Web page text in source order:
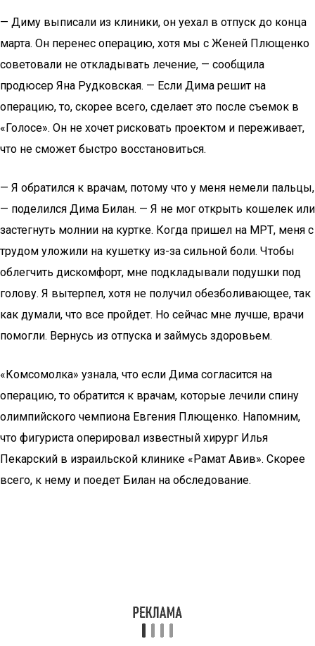
— Диму выписали из клиники, он уехал в отпуск до конца
марта. Он перенес операцию, хотя мы с Женей Плющенко
советовали не откладывать лечение, — сообщила
продюсер Яна Рудковская. — Если Дима решит на
операцию, то, скорее всего, сделает это после съемок в
«Голосе». Он не хочет рисковать проектом и переживает,
что не сможет быстро восстановиться.
— Я обратился к врачам, потому что у меня немели пальцы,
— поделился Дима Билан. — Я не мог открыть кошелек или
застегнуть молнии на куртке. Когда пришел на МРТ, меня с
трудом уложили на кушетку из-за сильной боли. Чтобы
облегчить дискомфорт, мне подкладывали подушки под
голову. Я вытерпел, хотя не получил обезболивающее, так
как думали, что все пройдет. Но сейчас мне лучше, врачи
помогли. Вернусь из отпуска и займусь здоровьем.
«Комсомолка» узнала, что если Дима согласится на
операцию, то обратится к врачам, которые лечили спину
олимпийского чемпиона Евгения Плющенко. Напомним,
что фигуриста оперировал известный хирург Илья
Пекарский в израильской клинике «Рамат Авив». Скорее
всего, к нему и поедет Билан на обследование.